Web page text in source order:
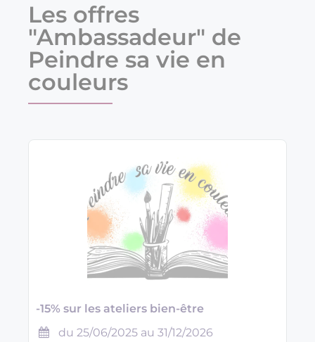
Les offres
"Ambassadeur" de
Peindre sa vie en
couleurs
-15% sur les ateliers bien-être
du 25/06/2025 au 31/12/2026